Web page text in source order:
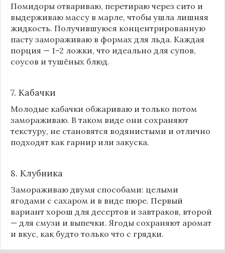
Помидоры отвариваю, перетираю через сито и
выдерживаю массу в марле, чтобы ушла лишняя
жидкость. Получившуюся концентрированную
пасту замораживаю в формах для льда. Каждая
порция — 1–2 ложки, что идеально для супов,
соусов и тушёных блюд.
7. Кабачки
Молодые кабачки обжариваю и только потом
замораживаю. В таком виде они сохраняют
текстуру, не становятся водянистыми и отлично
подходят как гарнир или закуска.
8. Клубника
Замораживаю двумя способами: целыми
ягодами с сахаром и в виде пюре. Первый
вариант хорош для десертов и завтраков, второй
— для смузи и выпечки. Ягоды сохраняют аромат
и вкус, как будто только что с грядки.